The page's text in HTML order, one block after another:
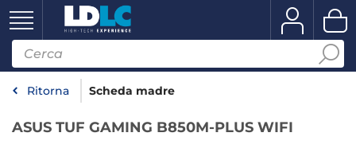
Ritorna Scheda madre
ASUS TUF GAMING B850M-PLUS WIFI